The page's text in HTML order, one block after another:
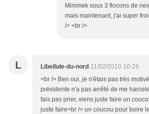
Minimek sous 3 flocons de
mais maintenant, j'ai super
/> <br />
L Libellule-du-nord 11/02/2010 10:29
<br /> Ben oui, je n'étais pas très
présidente n'a pas arrêté de me
fais pas prier, viens juste faire un
juste faire<br /> un coucou pour boire